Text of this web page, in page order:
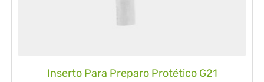
Inserto Para Preparo Protético G21